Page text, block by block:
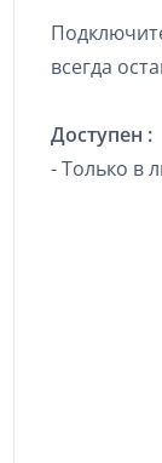
всегда
Доступен :
- Только в